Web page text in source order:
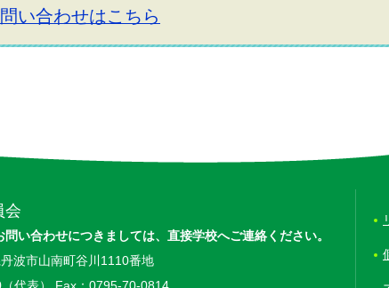
い合わせはこちら
会
い合わせにつきましては、 直接学校へご連絡ください。
波市山南町谷川1110番地
代表） Fax：0795-70-0814